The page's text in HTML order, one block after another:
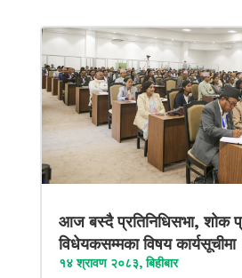
आज बस्दै प्रतिनिधिसभा, शोक
विधेयकसम्मका विषय कार्यसूचीमा
१४ श्रावण २०८३, बिहीबार